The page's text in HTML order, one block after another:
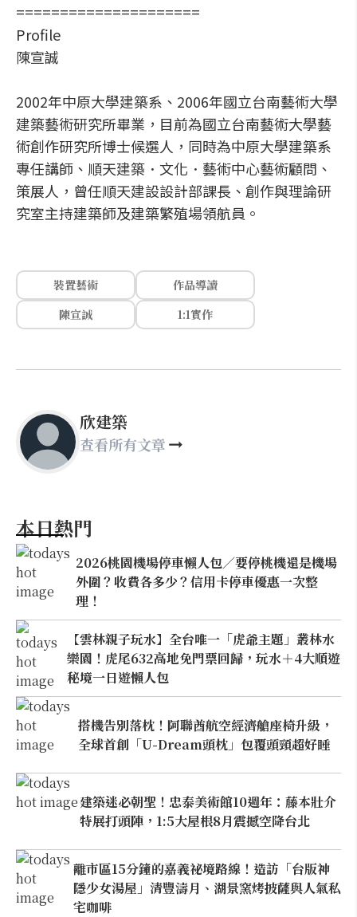
=====================
Profile
陳宣誠
2002年中原大學建築系、2006年國立台南藝術大學
建築藝術研究所畢業，目前為國立台南藝術大學藝
術創作研究所博士候選人，同時為中原大學建築系
專任講師、順天建築．文化．藝術中心藝術顧問、
策展人，曾任順天建設設計部課長、創作與理論研
究室主持建築師及建築繁殖場領航員。
裝置藝術
作品導讀
陳宣誠
1:1實作
欣建築
查看所有文章
本日熱門
2026桃園機場停車懶人包／要停桃機還是機場
外圍？收費各多少？信用卡停車優惠一次整
理！
【雲林親子玩水】全台唯一「虎爺主題」叢林水
樂園！虎尾632高地免門票回歸，玩水＋4大順遊
秘境一日遊懶人包
搭機告別落枕！阿聯酋航空經濟艙座椅升級，
全球首創「U-Dream頭枕」包覆頭頸超好睡
建築迷必朝聖！忠泰美術館10週年：藤本壯介
特展打頭陣，1:5大屋根8月震撼空降台北
離市區15分鐘的嘉義祕境路線！造訪「台版神
隱少女湯屋」清豐濤月、湖景窯烤披薩與人氣私
宅咖啡